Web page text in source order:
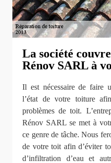
La société
Rénov SARL à
Il est nécessaire de faire
l’état de votre toiture
problèmes de toit.
Rénov SARL se met à
ce genre de tâche. Nous
de votre toit afin d’éviter
d’infiltration d’eau et